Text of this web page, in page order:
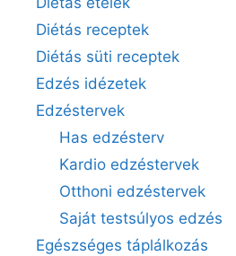
Diétás receptek
Diétás süti receptek
Edzés idézetek
Edzéstervek
Has edzésterv
Kardio edzéstervek
Otthoni edzéstervek
Saját testsúlyos edzés
Egészséges táplálkozás